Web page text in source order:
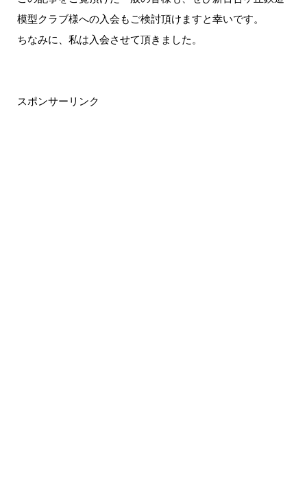
模型クラブ様への入会もご検討頂けますと幸いです。
ちなみに、私は入会させて頂きました。
スポンサーリンク